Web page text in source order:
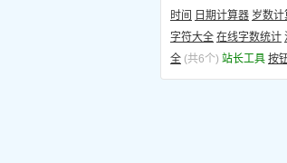
时间
日期计算器 岁数计
字符大全 在线字数统计
全 (共6个) 站长工具 按